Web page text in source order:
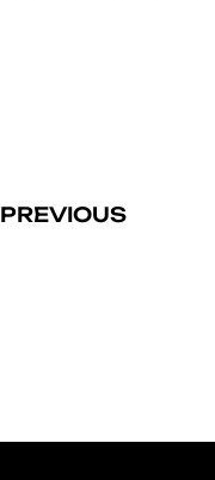
PREVIOUS